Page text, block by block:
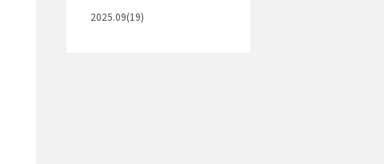
2025.09(19)